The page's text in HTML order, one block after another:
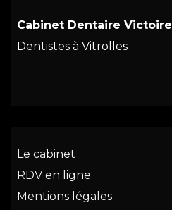
Cabinet Dentaire Victoire
Dentistes à Vitrolles
Le cabinet
RDV en ligne
Mentions légales